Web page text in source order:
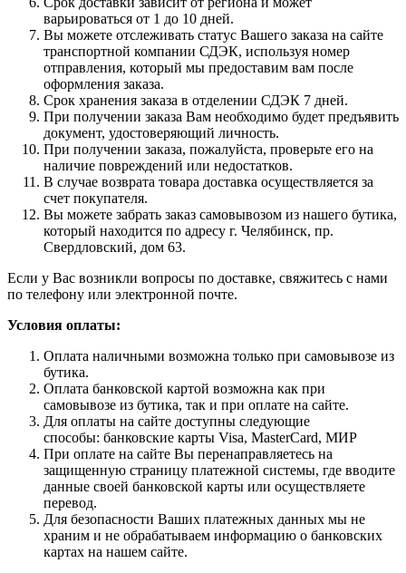
варьироваться от 1 до 10 дней.
Вы можете отслеживать статус Вашего заказа на сайте
транспортной компании СДЭК, используя номер
отправления, который мы предоставим вам после
оформления заказа.
Срок хранения заказа в отделении СДЭК 7 дней.
При получении заказа Вам необходимо будет предъявить
документ, удостоверяющий личность.
При получении заказа, пожалуйста, проверьте его на
наличие повреждений или недостатков.
В случае возврата товара доставка осуществляется за
счет покупателя.
Вы можете забрать заказ самовывозом из нашего бутика,
который находится по адресу г. Челябинск, пр.
Свердловский, дом 63.
Если у Вас возникли вопросы по доставке, свяжитесь с нами
по телефону или электронной почте.
Условия оплаты:
Оплата наличными возможна только при самовывозе из
бутика.
Оплата банковской картой возможна как при
самовывозе из бутика, так и при оплате на сайте.
Для оплаты на сайте доступны следующие
способы: банковские карты Visa, MasterCard, МИР
При оплате на сайте Вы перенаправляетесь на
защищенную страницу платежной системы, где вводите
данные своей банковской карты или осуществляете
перевод.
Для безопасности Ваших платежных данных мы не
храним и не обрабатываем информацию о банковских
картах на нашем сайте.